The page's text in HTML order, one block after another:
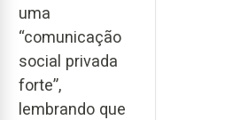
uma
“comunicação
social privada
forte”,
lembrando que